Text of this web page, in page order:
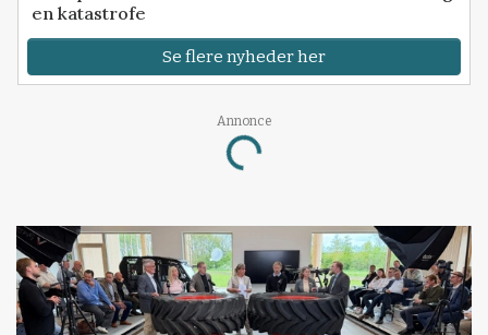
en katastrofe
Se flere nyheder her
Annonce
Loading...